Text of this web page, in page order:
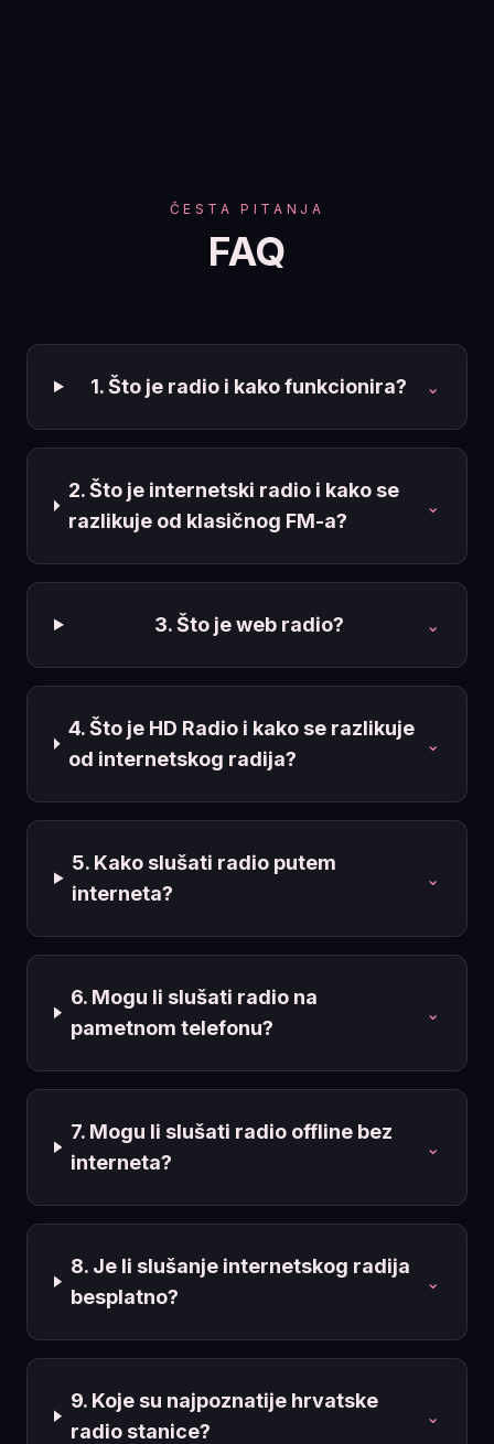
ČESTA PITANJA
FAQ
1. Što je radio i kako funkcionira? ⌄
2. Što je internetski radio i kako se
razlikuje od klasičnog FM-a?
⌄
3. Što je web radio? ⌄
4. Što je HD Radio i kako se razlikuje
od internetskog radija?
⌄
5. Kako slušati radio putem
interneta?
⌄
6. Mogu li slušati radio na
pametnom telefonu?
⌄
7. Mogu li slušati radio offline bez
interneta?
⌄
8. Je li slušanje internetskog radija
besplatno?
⌄
9. Koje su najpoznatije hrvatske
radio stanice?
⌄